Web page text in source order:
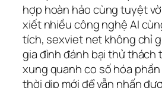
hợp hoàn hảo cùng tuyệt
xiết nhiều công nghệ AI
tích, sexviet net không chỉ
gia đình đánh bại thử thách
xung quanh co số hóa
thời dịp mới để vẫn nhấn